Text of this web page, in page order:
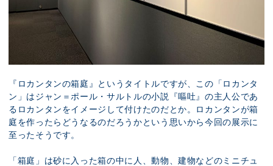
『ロカンタンの箱庭』というタイトルですが、この「ロカンタ
ン」はジャン＝ポール・サルトルの小説『嘔吐』の主人公であ
るロカンタンをイメージして付けたのだとか。ロカンタンが箱
庭を作ったらどうなるのだろうかという思いから今回の展示に
至ったそうです。
「箱庭」は砂に入った箱の中に人、動物、建物などのミニチュ